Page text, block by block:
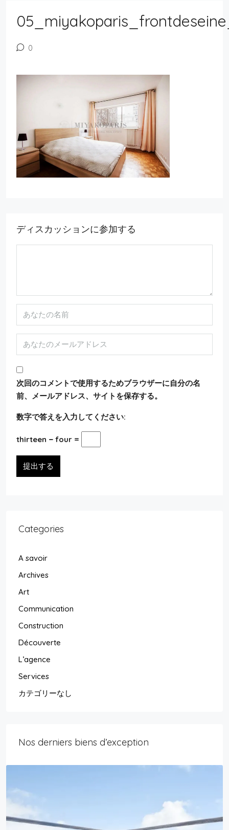
0
ディスカッションに参加する
次回のコメントで使用するためブラウザーに自分の名
前、メールアドレス、サイトを保存する。
数字で答えを入力してください:
thirteen − four =
提出する
Categories
A savoir
Archives
Art
Communication
Construction
Découverte
L’agence
Services
カテゴリーなし
Nos derniers biens d’exception